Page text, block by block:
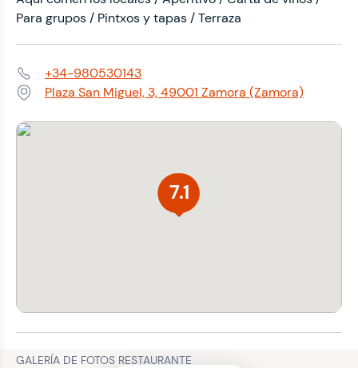
Para grupos / Pintxos y tapas / Terraza
Teléfono:+34-980530143
Dirección:Plaza San Miguel, 3, 49001 Zamora (Zamora)
7.1
GALERÍA DE FOTOS RESTAURANTE